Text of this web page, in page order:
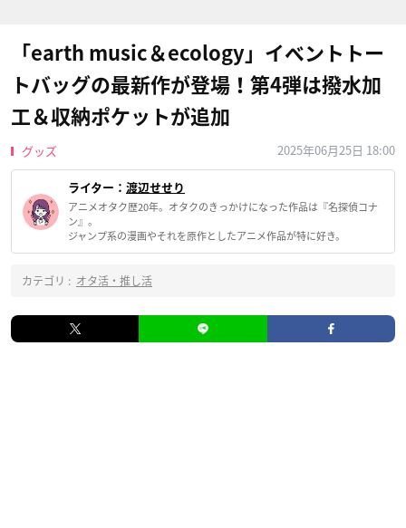
「earth music＆ecology」イベントトー
トバッグの最新作が登場！第4弾は撥水加
工＆収納ポケットが追加
グッズ 2025年06月25日 18:00
ライター： 渡辺せせり
アニメオタク歴20年。オタクのきっかけになった作品は『名探偵コナ
ン』。
ジャンプ系の漫画やそれを原作としたアニメ作品が特に好き。
カテゴリ : オタ活・推し活